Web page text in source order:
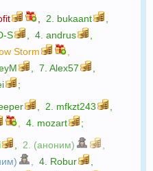
2. bukaant
S 4. andrus
Storm
7. Alex57
;
2. mfkzt243
4. mozart
;
2. (аноним)
4. Robur